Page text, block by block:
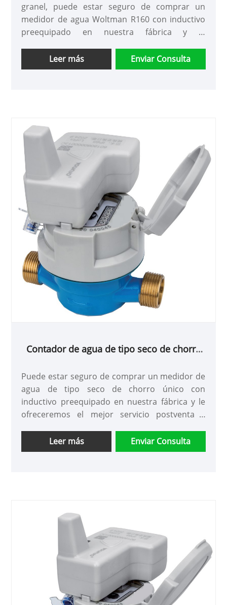
granel, puede estar seguro de comprar un
medidor de agua Woltman R160 con inductivo
preequipado en nuestra fábrica y le
entrega oportuna.
Leer más Enviar Consulta
Contador de agua de tipo seco de chorro
Puede estar seguro de comprar un medidor de
agua de tipo seco de chorro único con
inductivo preequipado en nuestra fábrica y le
ofreceremos el mejor servicio postventa y
Leer más
Enviar Consulta